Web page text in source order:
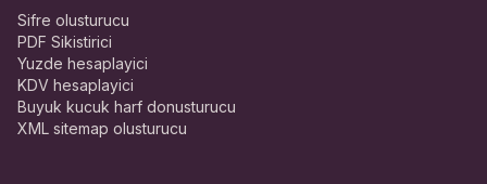
Sifre olusturucu
PDF Sikistirici
Yuzde hesaplayici
KDV hesaplayici
Buyuk kucuk harf donusturucu
XML sitemap olusturucu